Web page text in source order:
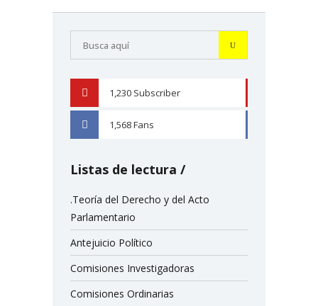
1,230 Subscriber
1,568Fans
Listas de lectura
.Teoría del Derecho y del Acto
Parlamentario
Antejuicio Político
Comisiones Investigadoras
Comisiones Ordinarias